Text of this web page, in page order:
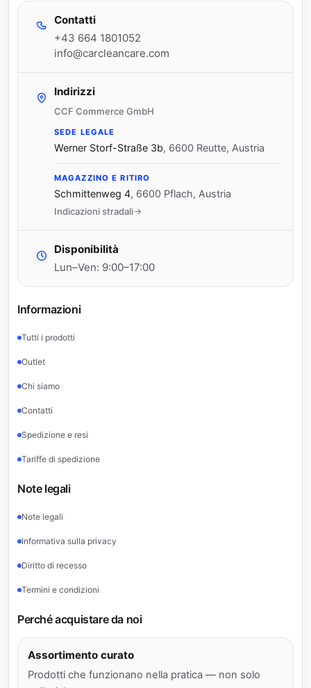
Contatti
+43 664 1801052
info@carcleancare.com
Indirizzi
CCF Commerce GmbH
SEDE LEGALE
Werner Storf-Straße 3b, 6600 Reutte, Austria
MAGAZZINO E RITIRO
Schmittenweg 4, 6600 Pflach, Austria
Indicazioni stradali
Disponibilità
Lun–Ven: 9:00–17:00
Informazioni
Tutti i prodotti
Outlet
Chi siamo
Contatti
Spedizione e resi
Tariffe di spedizione
Note legali
Note legali
Informativa sulla privacy
Diritto di recesso
Termini e condizioni
Perché acquistare da noi
Assortimento curato
Prodotti che funzionano nella pratica — non solo